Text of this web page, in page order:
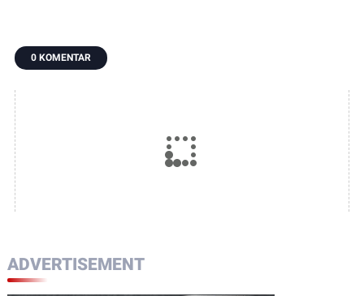
Jadi Awal Harapan
Panen Berlimpah
0 KOMENTAR
ADVERTISEMENT